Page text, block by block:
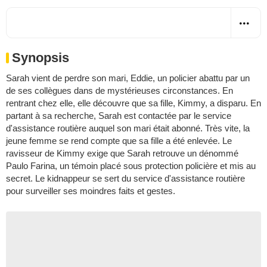
Synopsis
Sarah vient de perdre son mari, Eddie, un policier abattu par un
de ses collègues dans de mystérieuses circonstances. En
rentrant chez elle, elle découvre que sa fille, Kimmy, a disparu. En
partant à sa recherche, Sarah est contactée par le service
d'assistance routière auquel son mari était abonné. Très vite, la
jeune femme se rend compte que sa fille a été enlevée. Le
ravisseur de Kimmy exige que Sarah retrouve un dénommé
Paulo Farina, un témoin placé sous protection policière et mis au
secret. Le kidnappeur se sert du service d'assistance routière
pour surveiller ses moindres faits et gestes.